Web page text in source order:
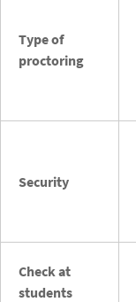
Type of
proctoring
Security
Check at
students